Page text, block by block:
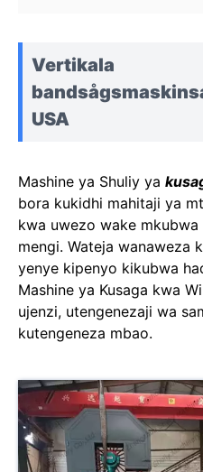
Vertikala
USA
Mashine ya Shuliy ya
bora kukidhi mahitaji ya
kwa uwezo wake
mengi. Wateja wanaweza
yenye kipenyo kikubwa
Mashine ya Kusaga kwa
ujenzi, utengenezaji wa
kutengeneza mbao.